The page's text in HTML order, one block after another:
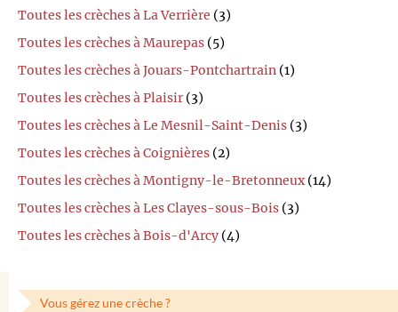
Toutes les crèches à La Verrière (3)
Toutes les crèches à Maurepas (5)
Toutes les crèches à Jouars-Pontchartrain (1)
Toutes les crèches à Plaisir (3)
Toutes les crèches à Le Mesnil-Saint-Denis (3)
Toutes les crèches à Coignières (2)
Toutes les crèches à Montigny-le-Bretonneux(14)
Toutes les crèches à Les Clayes-sous-Bois (3)
Toutes les crèches à Bois-d'Arcy (4)
Vous gérez une crèche ?